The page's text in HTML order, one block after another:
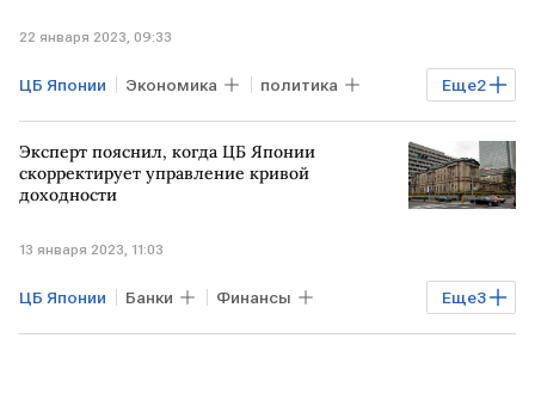
22 января 2023, 09:33
Еще2
ЦБ Японии Экономика политика
ЯПОНИЯ финансовая система
Эксперт пояснил, когда ЦБ Японии
скорректирует управление кривой
доходности
13 января 2023, 11:03
Еще3
ЦБ Японии Банки Финансы
Экономика ЯПОНИЯ зарплата